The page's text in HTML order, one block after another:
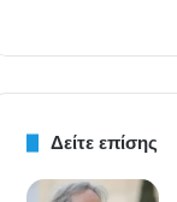
Δείτε επίσης